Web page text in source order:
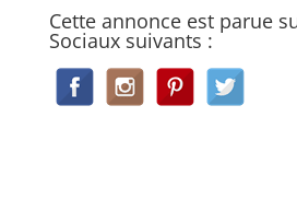
Cette annonce est parue
Sociaux suivants :